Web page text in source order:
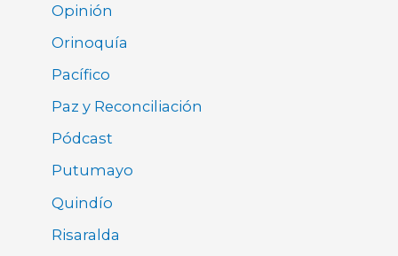
Opinión
Orinoquía
Pacífico
Paz y Reconciliación
Pódcast
Putumayo
Quindío
Risaralda